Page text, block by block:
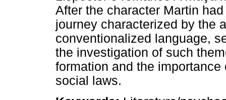
After the character Martin
journey characterized by the
conventionalized language,
the investigation of such
formation and the
social laws.